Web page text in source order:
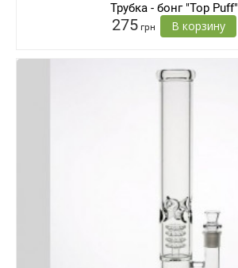
Трубка - бонг "Top Puff"
275грн В корзину